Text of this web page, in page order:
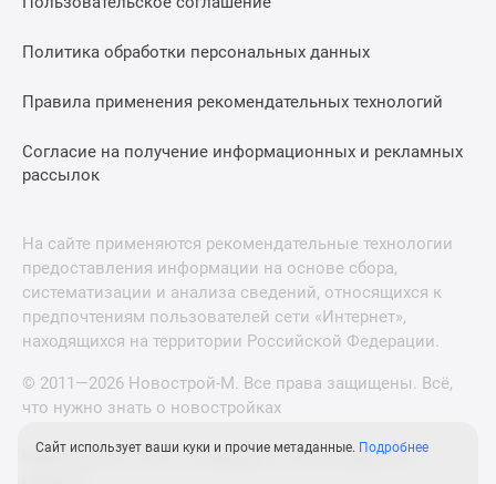
Политика обработки персональных данных
Правила применения рекомендательных технологий
Согласие на получение информационных и рекламных
рассылок
На сайте применяются рекомендательные технологии
предоставления информации на основе сбора,
систематизации и анализа сведений, относящихся к
предпочтениям пользователей сети «Интернет»,
находящихся на территории Российской Федерации.
© 2011—2026 Новострой-М. Все права защищены. Всё,
что нужно знать о новостройках
Новостройки Санкт-Петербурга и Ленинградской
Сайт использует ваши куки и прочие метаданные. Подробнее